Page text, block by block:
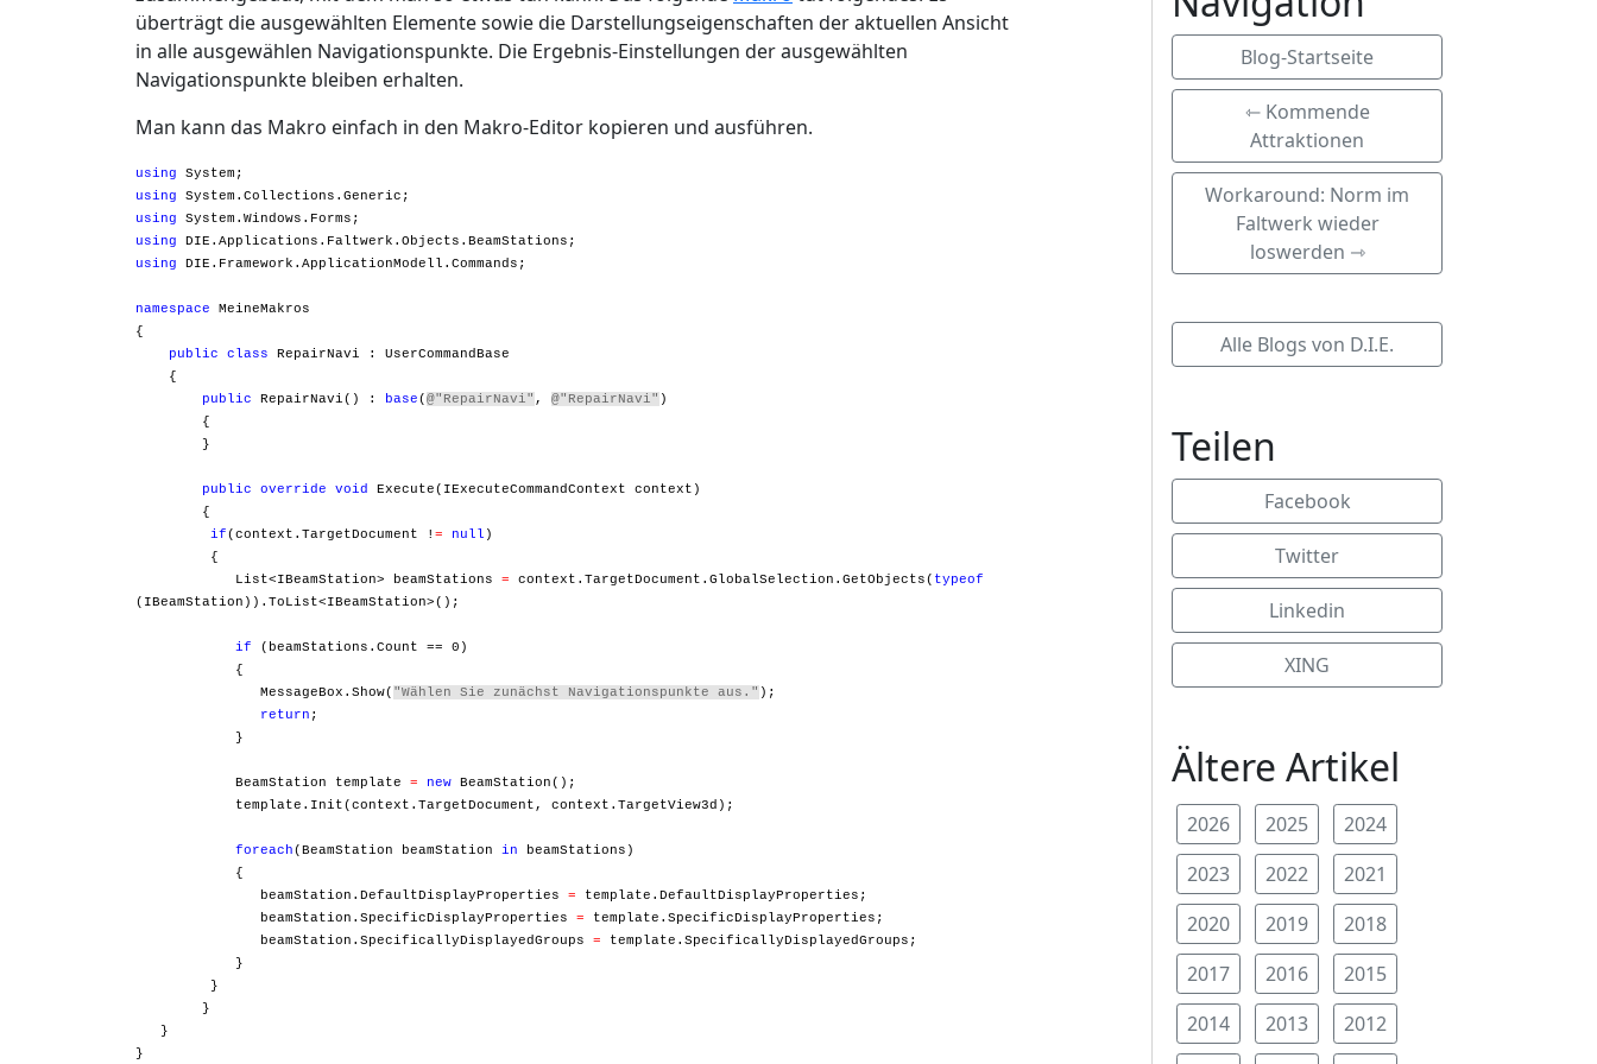
überträgt die ausgewählten Elemente sowie die Darstellungseigenschaften der aktuellen Ansicht
in alle ausgewählen Navigationspunkte. Die Ergebnis-Einstellungen der ausgewählten
Navigationspunkte bleiben erhalten.
Man kann das Makro einfach in den Makro-Editor kopieren und ausführen.
using System;
using System.Collections.Generic;
using System.Windows.Forms;
using DIE.Applications.Faltwerk.Objects.BeamStations;
using DIE.Framework.ApplicationModell.Commands;
namespace MeineMakros
{
public
class RepairNavi : UserCommandBase
{
public RepairNavi() : base(@"RepairNavi" , @"RepairNavi" )
{
}
public override void
Execute(IExecuteCommandContext context)
{
if(context.TargetDocument ! = null )
{
List<IBeamStation> beamStations = context.TargetDocument.GlobalSelection.GetObjects( typeof
(IBeamStation)).ToList<IBeamStation>();
if (beamStations.Count == 0)
{
MessageBox.Show( "Wählen Sie zunächst Navigationspunkte aus." );
return ;
}
BeamStation template = new BeamStation();
template.Init(context.TargetDocument, context.TargetView3d);
foreach(BeamStation beamStation in beamStations)
{
beamStation.DefaultDisplayProperties = template.DefaultDisplayProperties;
beamStation.SpecificDisplayProperties = template.SpecificDisplayProperties;
beamStation.SpecificallyDisplayedGroups = template.SpecificallyDisplayedGroups;
}
}
}
}
}
Blog-Startseite
⇽ Kommende
Attraktionen
Workaround: Norm im
Faltwerk wieder
loswerden ⇾
Alle Blogs von D.I.E.
Teilen
Facebook
Twitter
Linkedin
XING
Ältere Artikel
2026 2025
2024
2023
2022
2021
2020
2019
2018
2017
2016
2015
2014
2013
2012